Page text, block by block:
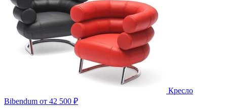
Кресло
Bibendum от 42 500 ₽